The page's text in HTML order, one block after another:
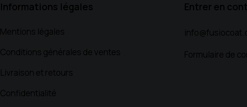
Informations légales
Mentions légales
Conditions générales de ventes
Livraison et retours
Confidentialité
Entrer en
Formulaire de